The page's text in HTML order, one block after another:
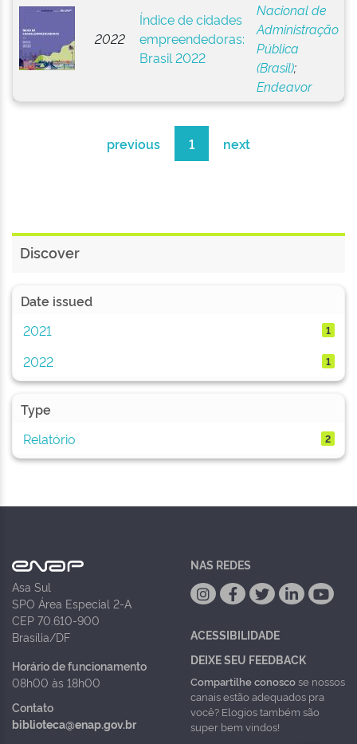
2022
Índice de cidades
empreendedoras:
Brasil 2022
Nacional de
Administração
Pública
(Brasil);
Endeavor
previous 1 next
Discover
Date issued
2021
1
2022 1
Type
Relatório
2
Asa Sul
SPO Área Especial 2-A
CEP 70.610-900
Brasília/DF
Horário de funcionamento
08h00 às 18h00
Contato
biblioteca@enap.gov.br
NAS REDES
ACESSIBILIDADE
DEIXE SEU FEEDBACK
Compartilhe conoscose nossos
canais estão adequados pra
você? Elogios também são
super bem vindos!